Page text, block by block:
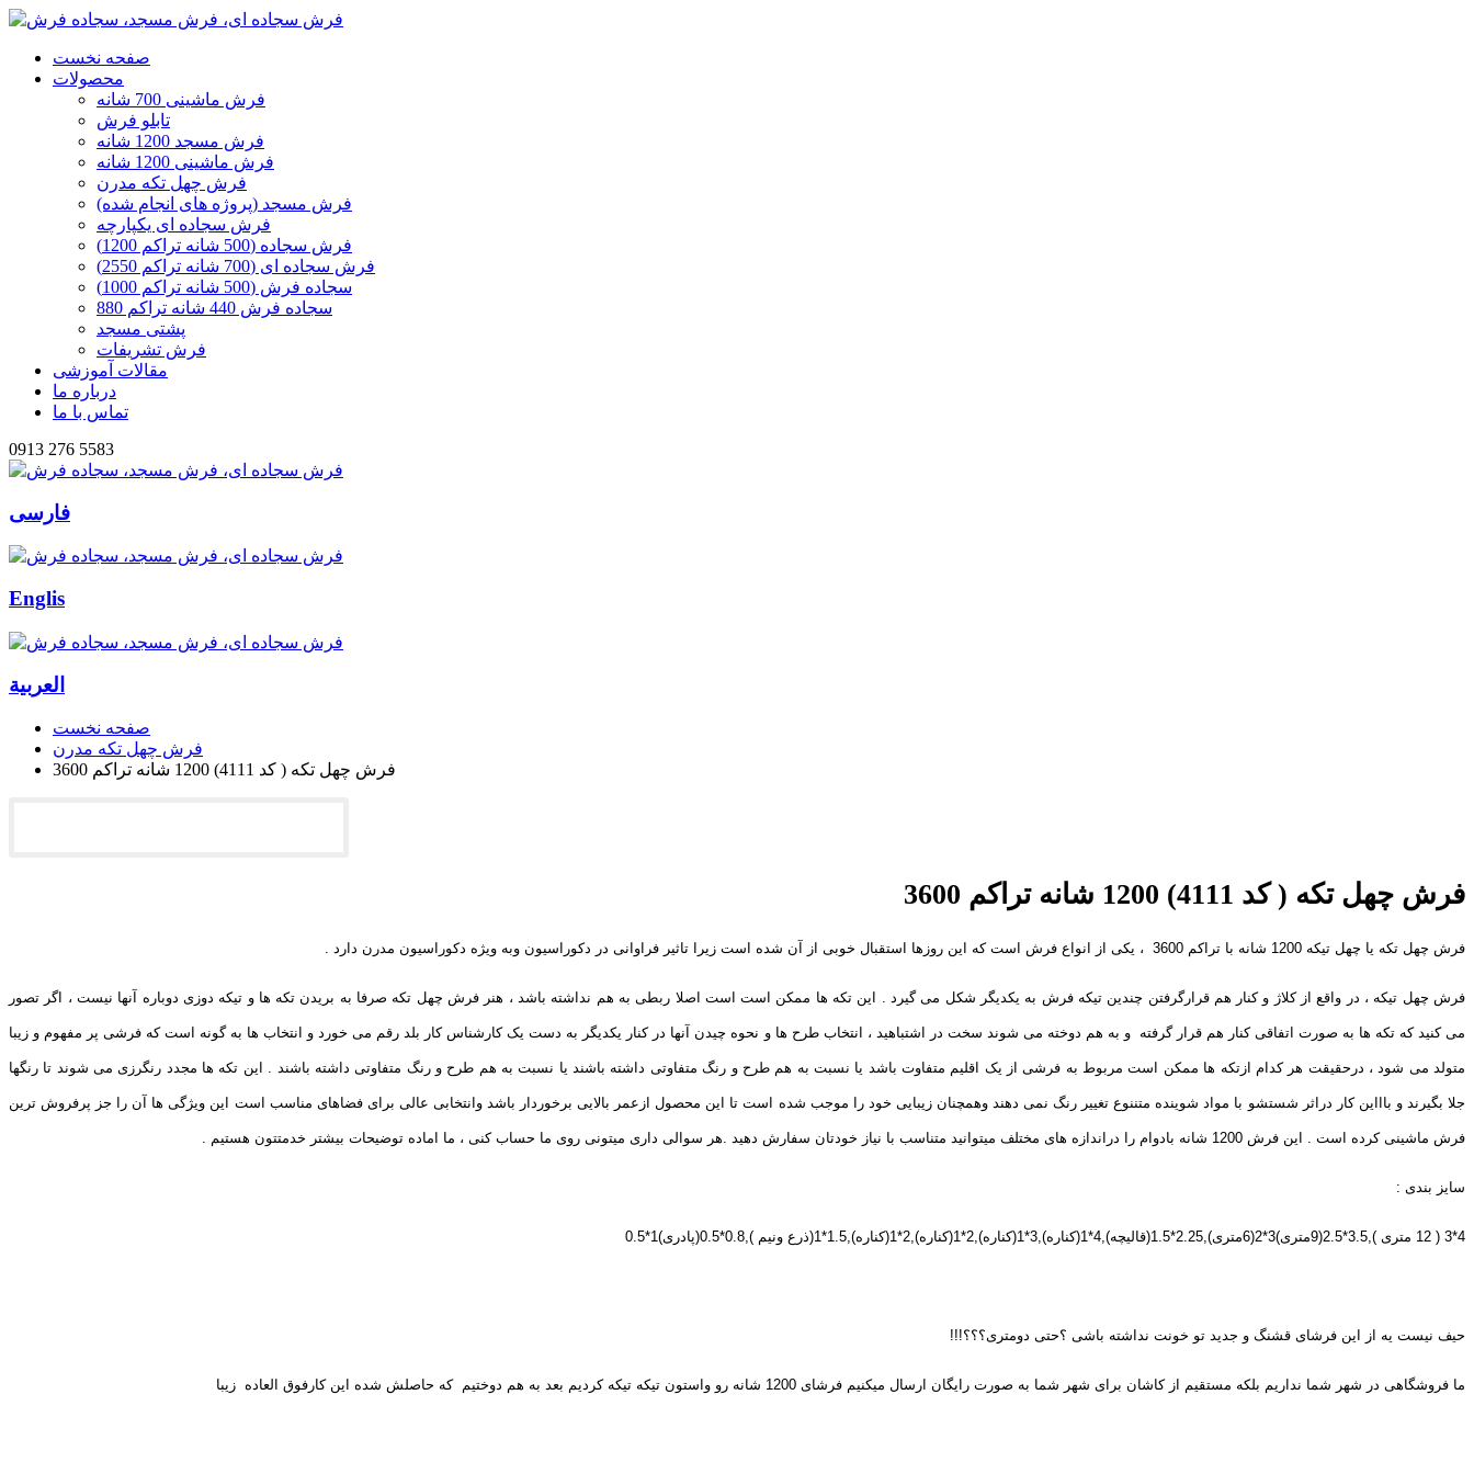
صفحه نخست
محصولات
فرش ماشینی 700 شانه
تابلو فرش
فرش مسجد 1200 شانه
فرش ماشینی 1200 شانه
فرش چهل تکه مدرن
فرش مسجد (پروژه های انجام شده)
فرش سجاده ای یکپارچه
فرش سجاده (500 شانه تراکم 1200)
فرش سجاده ای (700 شانه تراکم 2550)
سجاده فرش (500 شانه تراکم 1000)
سجاده فرش 440 شانه تراکم 880
پشتی مسجد
فرش تشریفات
مقالات آموزشی
درباره ما
تماس با ما
0913 276 5583
فارسی
Englis
العربیة
صفحه نخست
فرش چهل تکه مدرن
فرش چهل تکه ( کد 4111) 1200 شانه تراکم 3600
فرش چهل تکه ( کد 4111) 1200 شانه تراکم 3600
فرش چهل تکه یا چهل تیکه 1200 شانه با تراکم 3600 ، یکی از انواع فرش است که این روزها استقبال خوبی از آن شده است زیرا تاثیر فراوانی در دکوراسیون وبه ویژه دکوراسیون مدرن دارد .
فرش چهل تیکه ، در واقع از کلاژ و کنار هم قرارگرفتن چندین تیکه فرش به یکدیگر شکل می گیرد . این تکه ها ممکن است است اصلا ربطی به هم نداشته باشد ، هنر فرش چهل تکه صرفا به بریدن تکه ها و تیکه دوزی دوباره آنها نیست ، اگر تصور
می کنید که تکه ها به صورت اتفاقی کنار هم قرار گرفته و به هم دوخته می شوند سخت در اشتباهید ، انتخاب طرح ها و نحوه چیدن آنها در کنار یکدیگر به دست یک کارشناس کار بلد رقم می خورد و انتخاب ها به گونه است که فرشی پر مفهوم و زیبا
متولد می شود ، درحقیقت هر کدام ازتکه ها ممکن است مربوط به فرشی از یک اقلیم متفاوت باشد یا نسبت به هم طرح و رنگ متفاوتی داشته باشند یا نسبت به هم طرح و رنگ متفاوتی داشته باشند . این تکه ها مجدد رنگرزی می شوند تا رنگها
جلا بگیرند و باااین کار دراثر شستشو با مواد شوینده متننوع تغییر رنگ نمی دهند وهمچنان زیبایی خود را موجب شده است تا این محصول ازعمر بالایی برخوردار باشد وانتخابی عالی برای فضاهای مناسب است این ویژگی ها آن را جز پرفروش ترین
فرش ماشینی کرده است . این فرش 1200 شانه بادوام را دراندازه های مختلف میتوانید متناسب با نیاز خودتان سفارش دهید .هر سوالی داری میتونی روی ما حساب کنی ، ما اماده توضیحات بیشتر خدمتتون هستیم .
سایز بندی :
4*3 ( 12 متری ),3.5*2.5(9متری)3*2(6متری),2.25*1.5(قالیچه),4*1(کناره),3*1(کناره),2*1(کناره),2*1(کناره),1.5*1(ذرع ونیم ),0.8*0.5(پادری)1*0.5
حیف نیست یه از این فرشای قشنگ و جدید تو خونت نداشته باشی ؟حتی دومتری؟؟؟!!!
ما فروشگاهی در شهر شما نداریم بلکه مستقیم از کاشان برای شهر شما به صورت رایگان ارسال میکنیم فرشای 1200 شانه رو واستون تیکه تیکه کردیم بعد به هم دوختیم که حاصلش شده این کارفوق العاده زیبا